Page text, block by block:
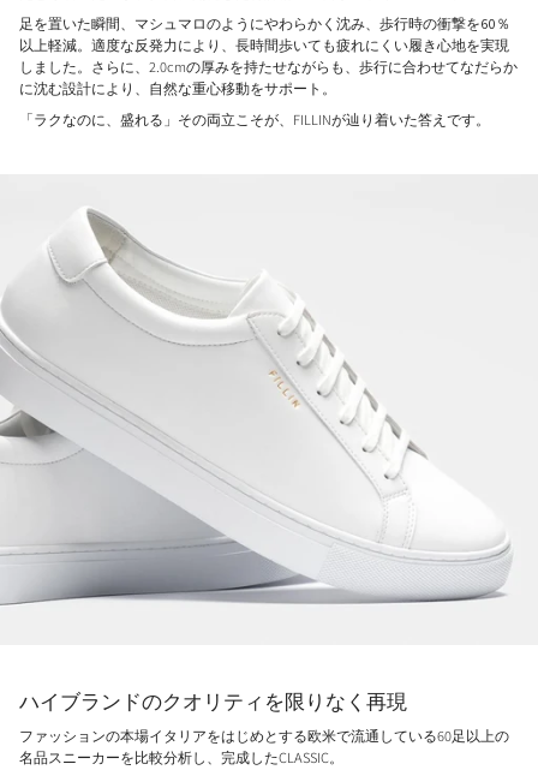
足を置いた瞬間、マシュマロのようにやわらかく沈み、 歩行時の衝撃を60％
以上軽減。 適度な反発力により、長時間歩いても疲れにくい履き心地を実現
しました。さらに、2.0cmの厚みを持たせながらも、歩行に合わせてなだらか
に沈む設計により、自然な重心移動をサポート。
「ラクなのに、盛れる」その両立こそが、FILLINが辿り着いた答えです。
ハイブランドのクオリティを限りなく再現
ファッションの本場イタリアをはじめとする欧米で流通している60足以上の
名品スニーカーを比較分析し、完成したCLASSIC。